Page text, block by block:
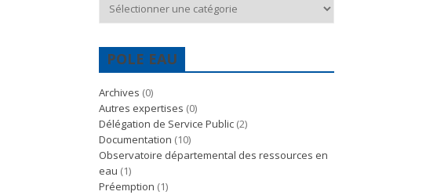
POLE EAU
Archives (0)
Autres expertises (0)
Délégation de Service Public (2)
Documentation (10)
Observatoire départemental des ressources en
eau (1)
Préemption (1)